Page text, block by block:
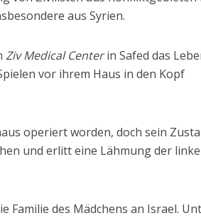
aus Syrien.
Ziv Medical Centerin Safed das
vor ihrem Haus in den Kopf
operiert worden, doch sein
und erlitt eine Lähmung der
Familie des Mädchens an Israel.